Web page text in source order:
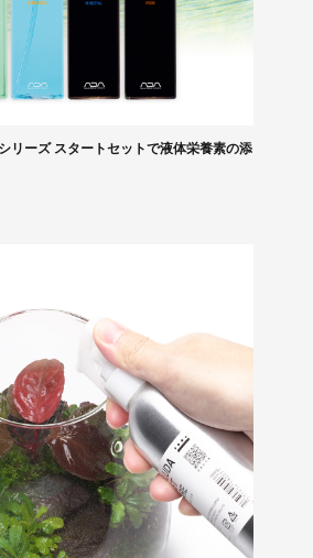
リーズ スタートセットで液体栄養素の添